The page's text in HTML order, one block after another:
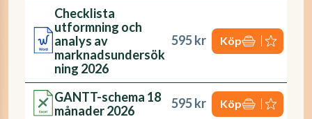
Checklista
utformning och
analys av
marknadsundersök
ning 2026
595 kr Köp
GANTT-schema 18
månader 2026
595 kr Köp